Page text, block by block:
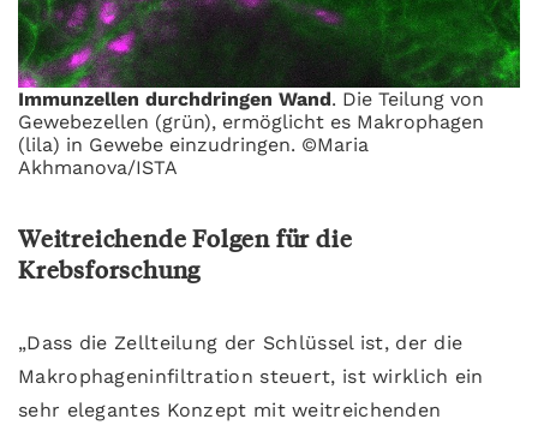
Immunzellen durchdringen Wand. Die Teilung von
Gewebezellen (grün), ermöglicht es Makrophagen
(lila) in Gewebe einzudringen. ©Maria
Akhmanova/ISTA
Weitreichende Folgen für die
Krebsforschung
„Dass die Zellteilung der Schlüssel ist, der die
Makrophageninfiltration steuert, ist wirklich ein
sehr elegantes Konzept mit weitreichenden